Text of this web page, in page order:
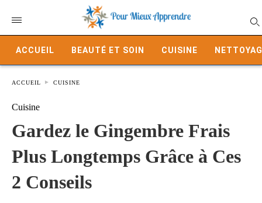
ACCUEIL BEAUTÉ ET SOIN CUISINE
ACCUEIL CUISINE
Cuisine
Gardez le Gingembre Frais
Plus Longtemps Grâce à Ces
2 Conseils